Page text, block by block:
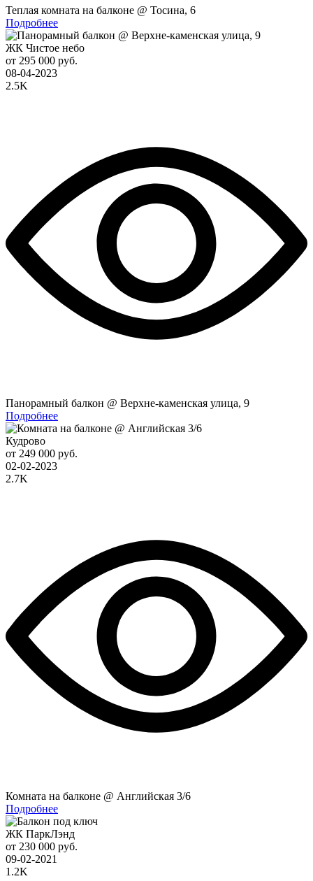
Теплая комната на балконе @ Тосина, 6
Подробнее
ЖК Чистое небо
от 295 000 руб.
08-04-2023
2.5K
Панорамный балкон @ Верхне-каменская улица, 9
Подробнее
Кудрово
от 249 000 руб.
02-02-2023
2.7K
Комната на балконе @ Английская 3/6
Подробнее
ЖК ПаркЛэнд
от 230 000 руб.
09-02-2021
1.2K